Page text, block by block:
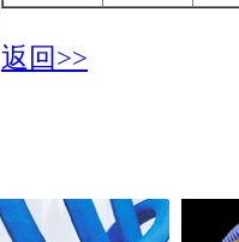
返回>>